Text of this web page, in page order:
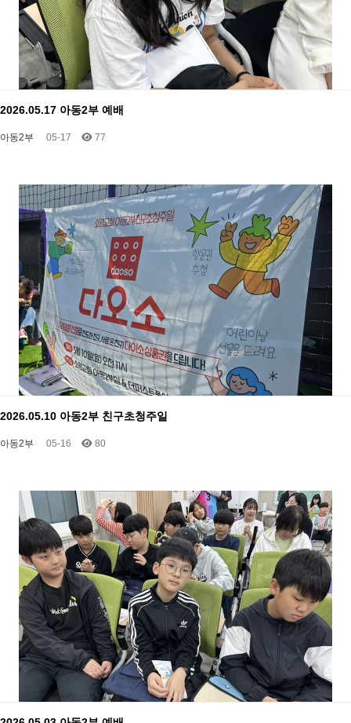
2026.05.17 아동2부 예배
아동2부 05-17 77
2026.05.10 아동2부 친구초청주일
아동2부 05-16 80